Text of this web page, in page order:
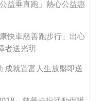
益垂直跑」熱心公益惠
快車慈善跑步行」出心
者送光明
成就置富人生放盤即送